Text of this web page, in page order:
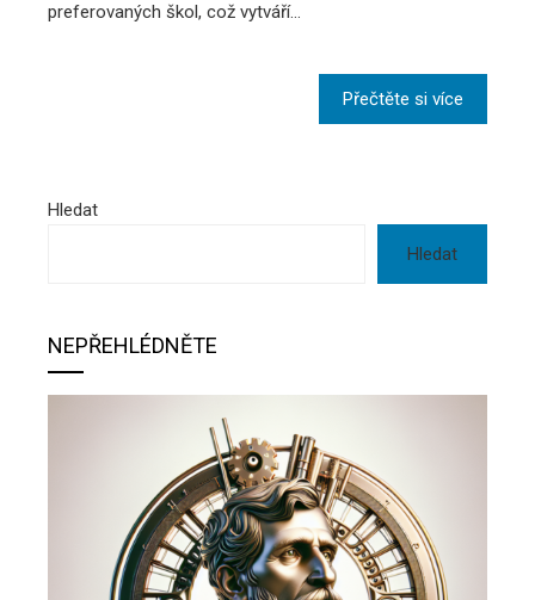
preferovaných škol, což vytváří…
Přečtěte si více
Hledat
Hledat
NEPŘEHLÉDNĚTE